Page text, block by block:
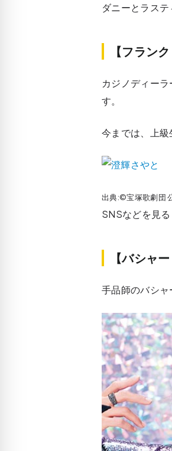
ダニーとラス
【フラン
カジノディー
す。
今までは、上級
出典:©宝塚歌劇団
SNSなどを見
【バシャ
手品師のバシャ